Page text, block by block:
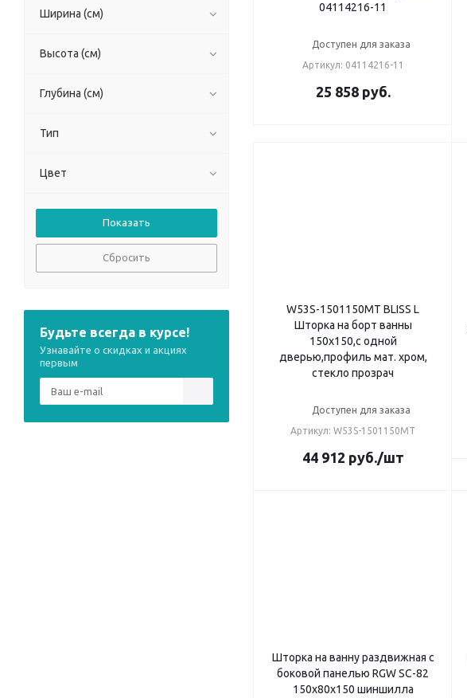
04114216-11
Доступен для заказа
Артикул: 04114216-11
25 858руб.
W53S-1501150MT BLISS L
Шторка на борт ванны
150x150,с одной
дверью,профиль мат. хром,
стекло прозрач
Доступен для заказа
Артикул: W53S-1501150MT
44 912 руб./шт
Шторка на ванну раздвижная с
боковой панелью RGW SC-82
150х80х150 шиншилла
Ширина (см)
Высота (см)
Глубина (см)
Тип
Цвет
Сбросить
Будьте всегда в курсе!
Узнавайте о скидках и акциях
первым